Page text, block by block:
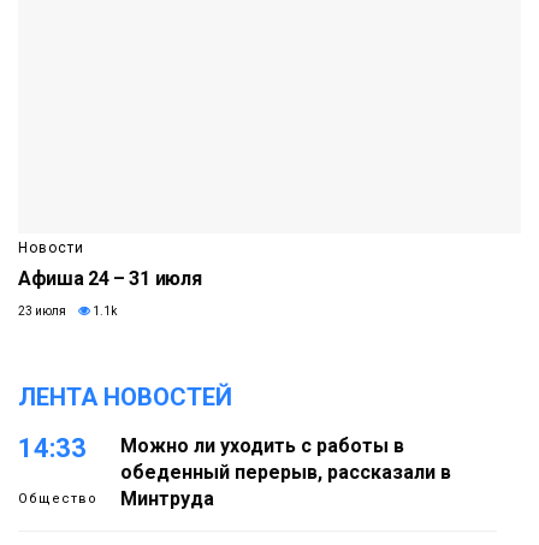
Новости
Афиша 24 – 31 июля
23 июля 1.1k
ЛЕНТА НОВОСТЕЙ
14:33
Общество
Можно ли уходить с работы в
обеденный перерыв, рассказали в
Минтруда